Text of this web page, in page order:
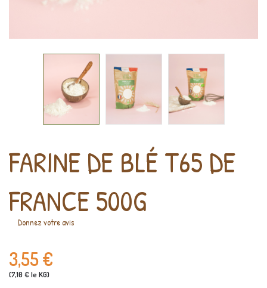
FARINE DE BLÉ T65 DE
FRANCE 500G
Donnez votre avis
3,55 €
(7,10 € le KG)